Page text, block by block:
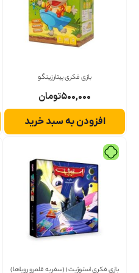
بازی فکری پیتار زینگو
۵۰۰,۰۰۰تومان
افزودن به سبد خرید
بازی فکری استوژیت 1 (سفر به قلمرو رویاها)